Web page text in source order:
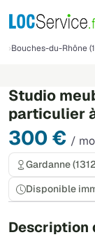
Bouches-du-Rhône
Studio
particulier
300 € /
Gardanne
Disponible
Description